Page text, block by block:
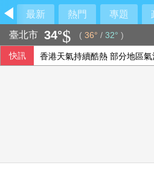
最新 熱門 專題
臺北市 34° ( 36° / 32° )
快訊 香港天氣持續酷熱 部分地區